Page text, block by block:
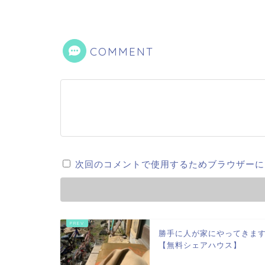
COMMENT
次回のコメントで使用するためブラウザー
勝手に人が家にやってきま
【無料シェアハウス】